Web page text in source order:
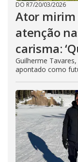
DO R7/20/03/2026
Ator mirim
atenção
carisma:
Guilherme
apontado como